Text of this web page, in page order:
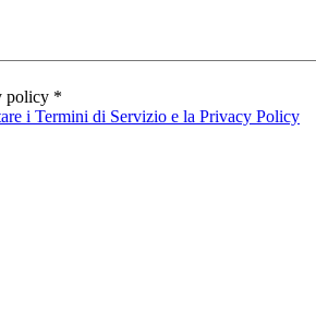
policy *
i Termini di Servizio e la Privacy Policy